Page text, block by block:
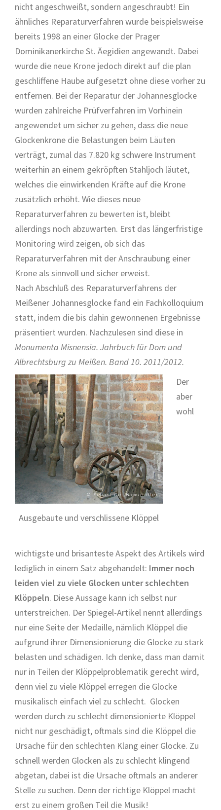
nicht angeschweißt, sondern angeschraubt! Ein
ähnliches Reparaturverfahren wurde beispielsweise
bereits 1998 an einer Glocke der Prager
Dominikanerkirche St. Äegidien angewandt. Dabei
wurde die neue Krone jedoch direkt auf die plan
geschliffene Haube aufgesetzt ohne diese vorher zu
entfernen. Bei der Reparatur der Johannesglocke
wurden zahlreiche Prüfverfahren im Vorhinein
angewendet um sicher zu gehen, dass die neue
Glockenkrone die Belastungen beim Läuten
verträgt, zumal das 7.820 kg schwere Instrument
weiterhin an einem gekröpften Stahljoch läutet,
welches die einwirkenden Kräfte auf die Krone
zusätzlich erhöht. Wie dieses neue
Reparaturverfahren zu bewerten ist, bleibt
allerdings noch abzuwarten. Erst das längerfristige
Monitoring wird zeigen, ob sich das
Reparaturverfahren mit der Anschraubung einer
Krone als sinnvoll und sicher erweist.
Nach Abschluß des Reparaturverfahrens der
Meißener Johannesglocke fand ein Fachkolloquium
statt, indem die bis dahin gewonnenen Ergebnisse
präsentiert wurden. Nachzulesen sind diese in
Monumenta Misnensia. Jahrbuch für Dom und
Albrechtsburg zu Meißen. Band 10. 2011/2012.
Ausgebaute und verschlissene Klöppel
Der
aber
wohl
wichtigste und brisanteste Aspekt des Artikels wird
lediglich in einem Satz abgehandelt: Immer noch
leiden viel zu viele Glocken unter schlechten
Klöppeln. Diese Aussage kann ich selbst nur
unterstreichen. Der Spiegel-Artikel nennt allerdings
nur eine Seite der Medaille, nämlich Klöppel die
aufgrund ihrer Dimensionierung die Glocke zu stark
belasten und schädigen. Ich denke, dass man damit
nur in Teilen der Klöppelproblematik gerecht wird,
denn viel zu viele Klöppel erregen die Glocke
musikalisch einfach viel zu schlecht. Glocken
werden durch zu schlecht dimensionierte Klöppel
nicht nur geschädigt, oftmals sind die Klöppel die
Ursache für den schlechten Klang einer Glocke. Zu
schnell werden Glocken als zu schlecht klingend
abgetan, dabei ist die Ursache oftmals an anderer
Stelle zu suchen. Denn der richtige Klöppel macht
erst zu einem großen Teil die Musik!